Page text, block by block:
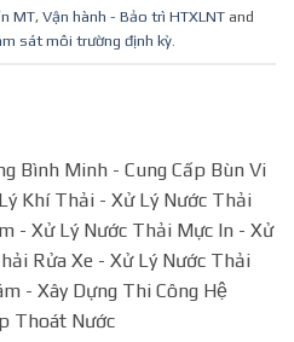
MT, Vận hành - Bảo trì HTXLNT and
sát môi trường định kỳ.
Bình Minh - Cung Cấp Bùn Vi
Khí Thải - Xử Lý Nước Thải
- Xử Lý Nước Thải Mực In - Xử
Rửa Xe - Xử Lý Nước Thải
- Xây Dựng Thi Công Hệ
Thoát Nước